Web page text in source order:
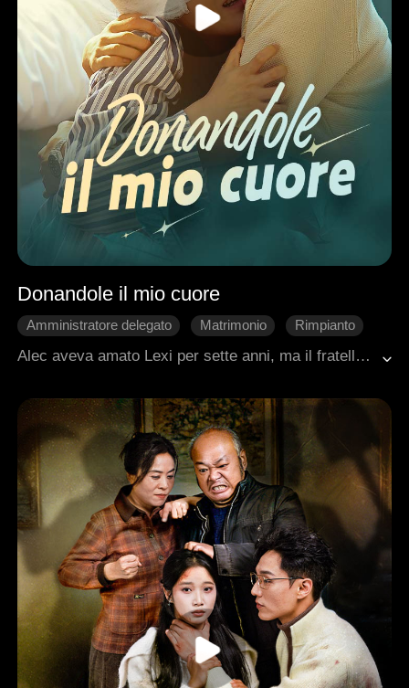
Donandole il mio cuore
Amministratore delegato Matrimonio
Rimpianto
Romanzo sentimentale moderno
Alec aveva amato Lexi per sette anni, ma il fratello di lei avvelenò la sua mente contro di lui, facendole credere che Alec avesse tramato alle sue spalle. Accecata dalla rabbia e dal dolore, Lexi chiese il divorzio, abortì il loro bambino e finì per sviluppare una grave malattia cardiaca.Quando la sua vita fu in pericolo, Alec la salvò donandole il proprio cuore. Lei però non seppe mai la verità: credette che lui fosse sparito per disprezzo, lasciandola sola.Solo dopo la sua scomparsa Lexi cominciò a pentirsi, a rendersi conto del suo amore per lui, e a cercarlo disperatamente. Pezzo dopo pezzo, tra ricordi e rivelazioni, la verità venne a galla… finché Lexi crollò nello sconforto, scoprendo che Alec era morto per salvarla.